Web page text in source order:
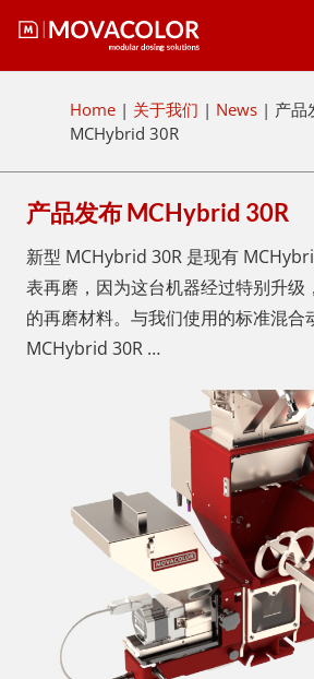
Home | 关于我们 | News | 产品
MCHybrid 30R
产品发布 MCHybrid 30R
新型 MCHybrid 30R 是现有
表再磨，因为这台机器经过特别升级
的再磨材料。与我们使用的标准混合
MCHybrid 30R …